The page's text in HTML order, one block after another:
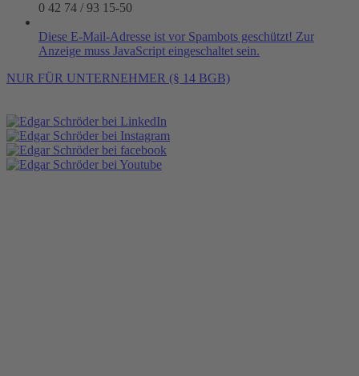
0 42 74 / 93 15-50
Diese E-Mail-Adresse ist vor Spambots geschützt! Zur
Anzeige muss JavaScript eingeschaltet sein.
NUR FÜR UNTERNEHMER (§ 14 BGB)